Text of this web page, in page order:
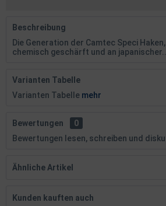
Beschreibung
Die Generation der Camtec Speci
chemisch geschärft und an japanischer...
Varianten Tabelle
Varianten Tabelle mehr
Bewertungen
0
Bewertungen lesen, schreiben und
Ähnliche Artikel
Kunden kauften auch